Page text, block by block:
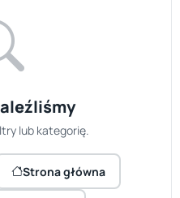
lub kategorię.
Strona główna